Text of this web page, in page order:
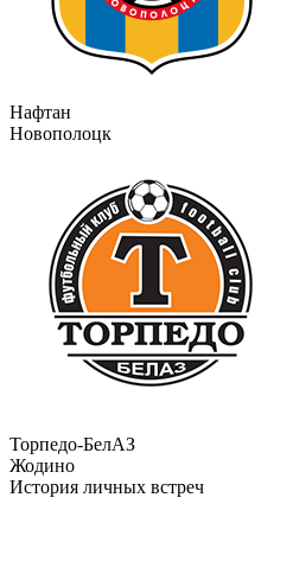
Нафтан
Новополоцк
Торпедо-БелАЗ
Жодино
История личных встреч